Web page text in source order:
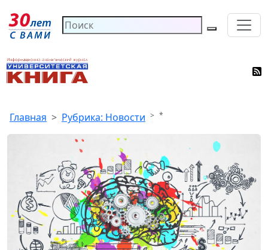
Главная Рубрика: Новости *